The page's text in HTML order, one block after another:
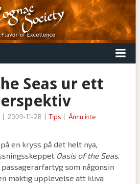
Seas ur ett
2009-11-28 Tips
Ännu inte
en kryss på det helt nya,
Oasis of the Seas.
som någonsin
mäktig upplevelse att kliva